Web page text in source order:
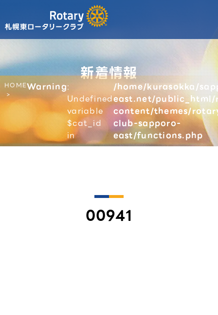
新着情報
HOMEWarning:
Undefined
variable
$cat_id
in
/home/kurasokka/
east.net/
content/themes/
club-sapporo-
east/functions.php
00941